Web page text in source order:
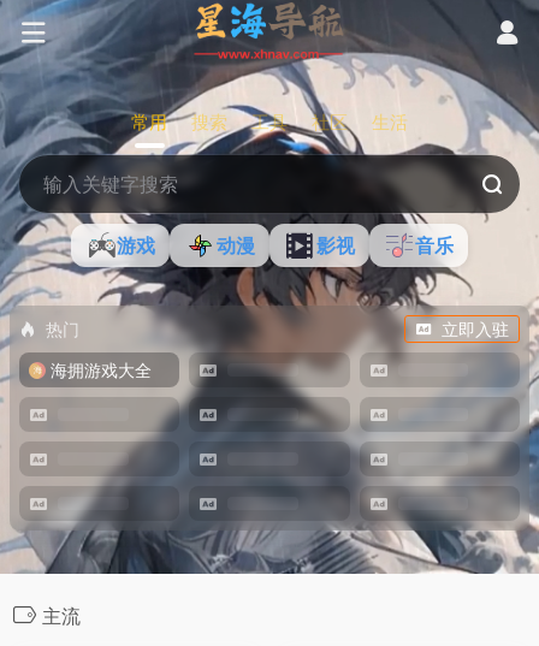
常用 搜索 工具 社区 生活
游戏 动漫 影视 音乐
热门
立即入驻
海拥游戏大全
主流